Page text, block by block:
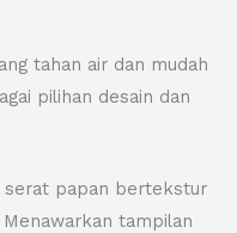
tahan air dan mudah
pilihan desain dan
serat papan bertekstur
tampilan